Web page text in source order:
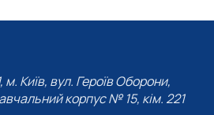
м. Київ, вул. Героїв Оборони,
корпус № 15, кім. 221